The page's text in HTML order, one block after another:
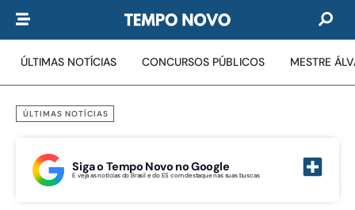
ÚLTIMAS NOTÍCIAS CONCURSOS PÚBLICOS MESTRE
ÚLTIMAS NOTÍCIAS
Siga o Tempo Novo no Google
E veja as notícias do Brasil e do ES com destaque nas suas buscas